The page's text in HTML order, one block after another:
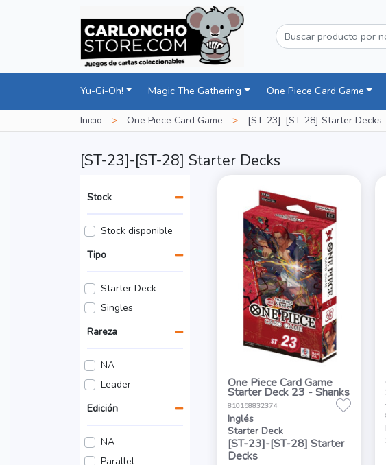
Yu-Gi-Oh! Magic The Gathering One Piece Card Game
Inicio > One Piece Card Game > [ST-23]-[ST-28] Starter Decks
[ST-23]-[ST-28] Starter Decks
Stock
Stock disponible
Tipo
Starter Deck
Singles
Rareza
NA
Leader
Edición
NA
Parallel
One Piece Card Game
Starter Deck 23 - Shanks
810158832374
Inglés
Starter Deck
[ST-23]-[ST-28] Starter
Decks